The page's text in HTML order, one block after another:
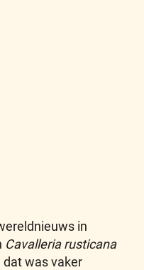
in
Cavalleria rusticana
dat was vaker